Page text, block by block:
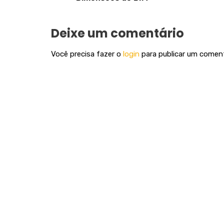
Deixe um comentário
Você precisa fazer o login para publicar um